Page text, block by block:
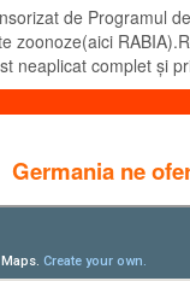
Germania ne
de Programul
zoonoze(aici
neaplicat complet și